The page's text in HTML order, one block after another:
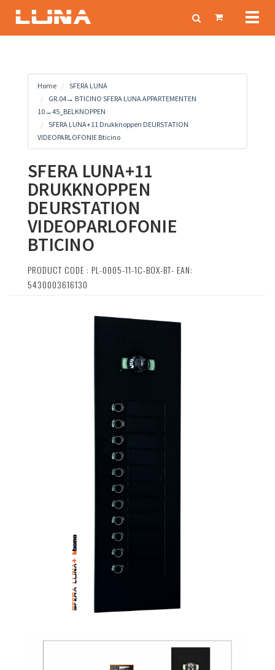
Home
SFERA LUNA
GR.04→ BTICINO SFERA LUNA APPARTEMENTEN
10→45_BELKNOPPEN
SFERA LUNA+11 Drukknoppen DEURSTATION
VIDEOPARLOFONIE Bticino
SFERA LUNA+11
DRUKKNOPPEN
DEURSTATION
VIDEOPARLOFONIE
BTICINO
PRODUCT CODE : PL-0005-11-1C-BOX-BT- EAN:
5430003616130